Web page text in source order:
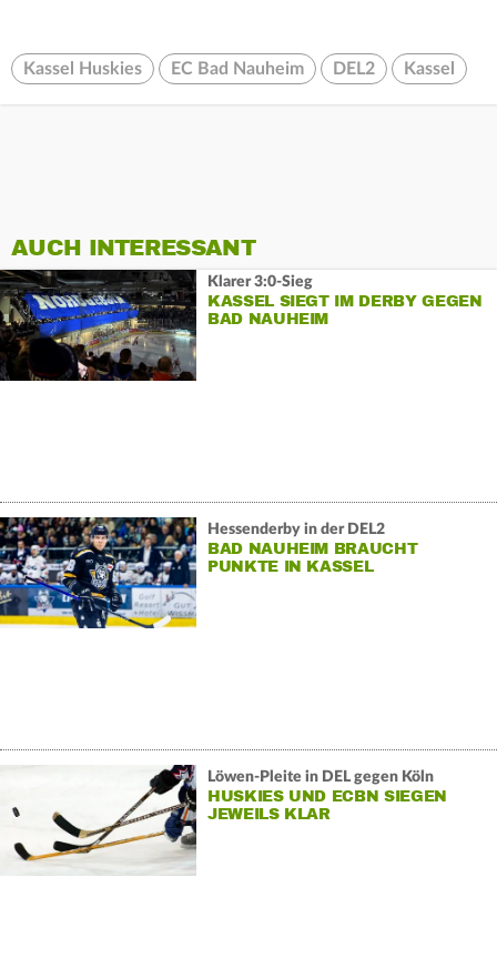
Kassel Huskies EC Bad Nauheim DEL2 Kassel
AUCH INTERESSANT
Klarer 3:0-Sieg
KASSEL SIEGT IM DERBY GEGEN
BAD NAUHEIM
Hessenderby in der DEL2
BAD NAUHEIM BRAUCHT
PUNKTE IN KASSEL
Löwen-Pleite in DEL gegen Köln
HUSKIES UND ECBN SIEGEN
JEWEILS KLAR